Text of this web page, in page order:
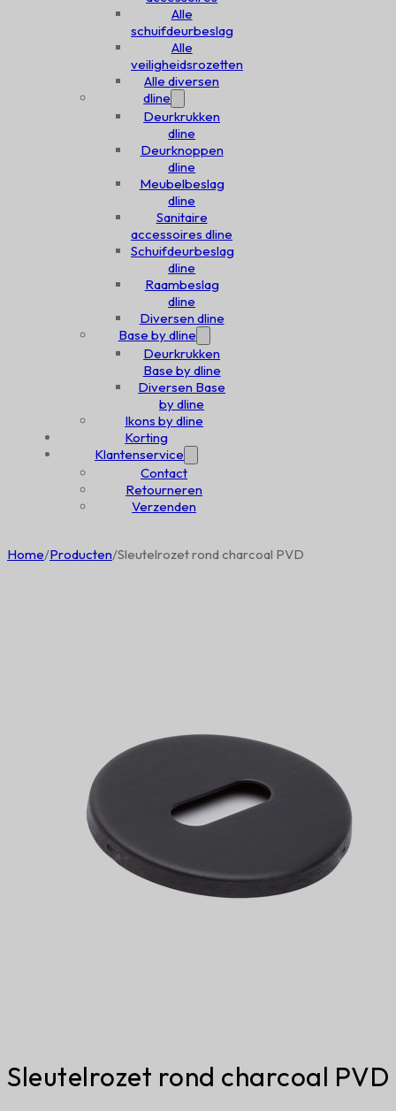
Alle
schuifdeurbeslag
Alle
veiligheidsrozetten
Alle diversen
dline
Deurkrukken
dline
Deurknoppen
dline
Meubelbeslag
dline
Sanitaire
accessoires dline
Schuifdeurbeslag
dline
Raambeslag
dline
Diversen dline
Base by dline
Deurkrukken
Base by dline
Diversen Base
by dline
Ikons by dline
Korting
Klantenservice
Contact
Retourneren
Verzenden
Home/Producten/Sleutelrozet rond charcoal PVD
Sleutelrozet rond charcoal PVD